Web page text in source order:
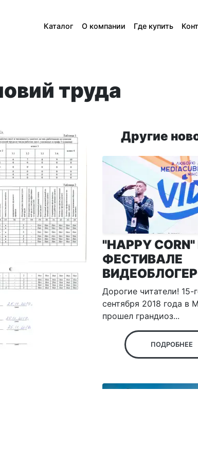
Каталог О компании Где купить
труда
Другие
"HAPPY
ФЕСТИВАЛЕ
Дорогие читатели! 15-
сентября 2018 года в
прошел грандиоз...
ПОДРОБНЕЕ